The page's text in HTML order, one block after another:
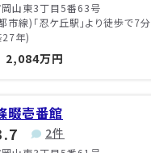
山東3丁目5番63号
線)「忍ケ丘駅」より徒歩で7分
年)
2,084万円
畷壱番館
2件